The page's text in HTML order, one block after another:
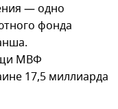
— одно
фонда
МВФ
17,5 миллиарда